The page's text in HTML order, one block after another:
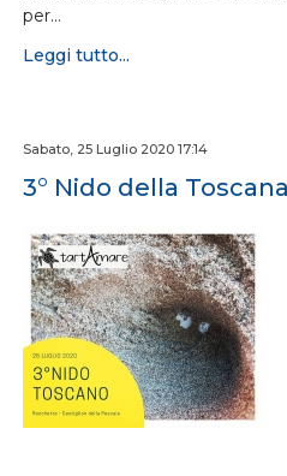
per…
Leggi tutto...
Sabato, 25 Luglio 2020 17:14
3° Nido della